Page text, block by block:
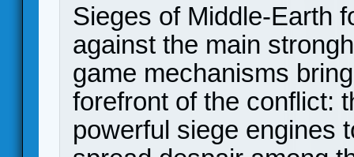
Sieges of Middle-Earth
against the main
game mechanisms
forefront of the conflict:
powerful siege engines